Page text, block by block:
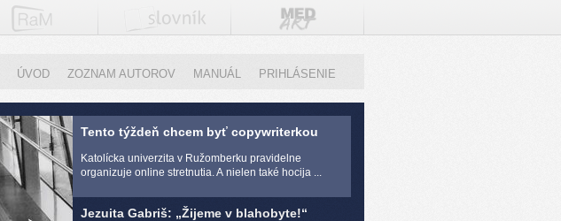
ÚVOD ZOZNAM AUTOROV MANUÁL PRIHLÁSENIE
Tento týždeň chcem byť copywriterkou
Katolícka univerzita v Ružomberku pravidelne
organizuje online stretnutia. A nielen také hocija ...
Jezuita Gabriš: „Žijeme v blahobyte!“